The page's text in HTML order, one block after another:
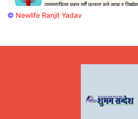
© Newlife Ranjit Yadav